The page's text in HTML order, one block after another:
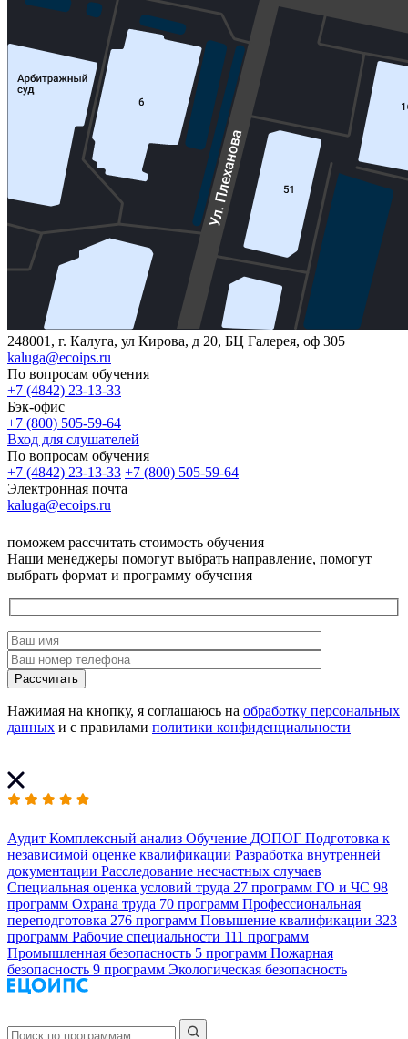
248001, г. Калуга, ул Кирова, д 20, БЦ Галерея, оф 305
kaluga@ecoips.ru
По вопросам обучения
+7 (4842) 23-13-33
Бэк-офис
+7 (800) 505-59-64
Вход для слушателей
По вопросам обучения
+7 (4842) 23-13-33 +7 (800) 505-59-64
Электронная почта
kaluga@ecoips.ru
поможем рассчитать стоимость обучения
Наши менеджеры помогут выбрать направление, помогут
выбрать формат и программу обучения
Рассчитать
Нажимая на кнопку, я соглашаюсь на обработку персональных
данных и с правилами политики конфиденциальности
Аудит Комплексный анализ Обучение ДОПОГ Подготовка к
независимой оценке квалификации Разработка внутренней
документации Расследование несчастных случаев
Специальная оценка условий труда 27 программ ГО и ЧС 98
программ Охрана труда 70 программ Профессиональная
переподготовка 276 программ Повышение квалификации 323
программ Рабочие специальности 111 программ
Промышленная безопасность 5 программ Пожарная
безопасность 9 программ Экологическая безопасность